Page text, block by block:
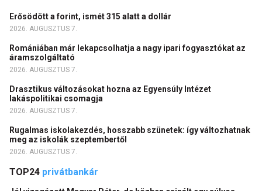
Erősödött a forint, ismét 315 alatt a dollár
2026. AUGUSZTUS 7.
Romániában már lekapcsolhatja a nagy ipari fogyasztókat az
áramszolgáltató
2026. AUGUSZTUS 7.
Drasztikus változásokat hozna az Egyensúly Intézet
lakáspolitikai csomagja
2026. AUGUSZTUS 7.
Rugalmas iskolakezdés, hosszabb szünetek: így változhatnak
meg az iskolák szeptembertől
2026. AUGUSZTUS 7.
TOP24 privátbankár